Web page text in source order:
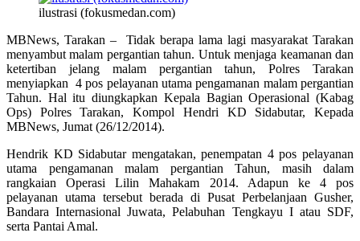
ilustrasi (fokusmedan.com)
MBNews, Tarakan – Tidak berapa lama lagi masyarakat Tarakan
menyambut malam pergantian tahun. Untuk menjaga keamanan dan
ketertiban jelang malam pergantian tahun, Polres Tarakan
menyiapkan 4 pos pelayanan utama pengamanan malam pergantian
Tahun. Hal itu diungkapkan Kepala Bagian Operasional (Kabag
Ops) Polres Tarakan, Kompol Hendri KD Sidabutar, Kepada
MBNews, Jumat (26/12/2014).
Hendrik KD Sidabutar mengatakan, penempatan 4 pos pelayanan
utama pengamanan malam pergantian Tahun, masih dalam
rangkaian Operasi Lilin Mahakam 2014. Adapun ke 4 pos
pelayanan utama tersebut berada di Pusat Perbelanjaan Gusher,
Bandara Internasional Juwata, Pelabuhan Tengkayu I atau SDF,
serta Pantai Amal.